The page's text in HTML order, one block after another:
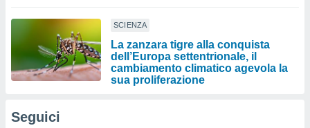
SCIENZA
La zanzara tigre alla conquista
dell’Europa settentrionale, il
cambiamento climatico agevola la
sua proliferazione
Seguici